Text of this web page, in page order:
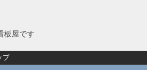
板屋です
プ